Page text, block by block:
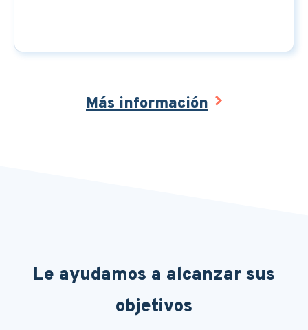
Más información
Le ayudamos a alcanzar sus
objetivos